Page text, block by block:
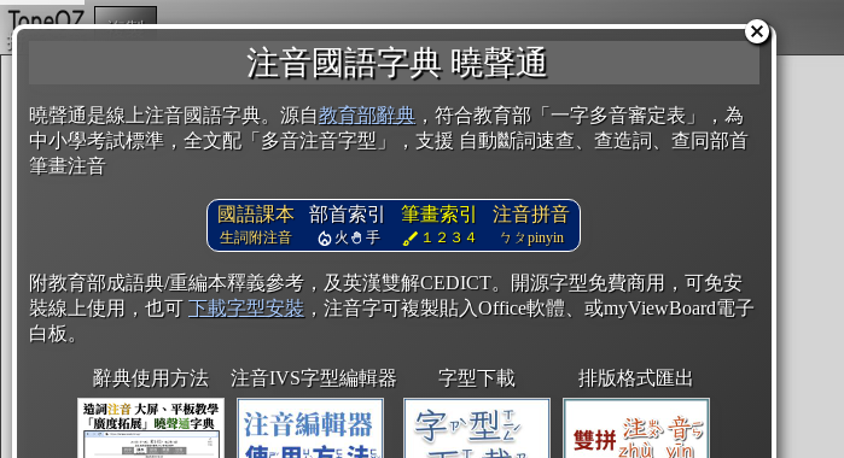
注音國語字典 曉聲通
曉聲通是線上注音國語字典。源自教育部辭典 ，符合教育部「一字多音審定表」，為
中小學考試標準，全文配「多音注音字型」，支援 自動斷詞速查、查造詞、查同部首
筆畫注音
國語課本
生詞附注音
部首索引
火 手
筆畫索引
１２３４
注音拼音
ㄅㄆpinyin
附教育部成語典/重編本釋義參考，及英漢雙解CEDICT。開源字型免費商用，可免安
裝線上使用，也可 下載字型安裝 ，注音字可複製貼入Office軟體、或myViewBoard電子
白板。
辭典使用方法 注音IVS字型編輯器 字型下載 排版格式匯出
複製